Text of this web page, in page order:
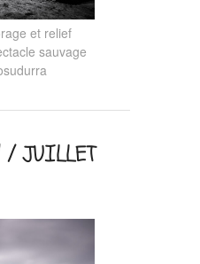
et relief
sauvage
/ JUILLET